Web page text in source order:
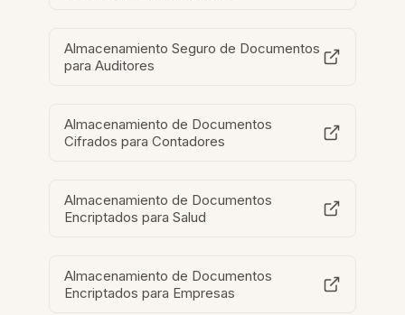
Almacenamiento Seguro de Documentos
para Auditores
Almacenamiento de Documentos
Cifrados para Contadores
Almacenamiento de Documentos
Encriptados para Salud
Almacenamiento de Documentos
Encriptados para Empresas